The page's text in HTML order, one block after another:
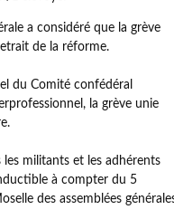
a considéré que la grève
de la réforme.
du Comité confédéral
la grève unie
militants et les adhérents
à compter du 5
des assemblées